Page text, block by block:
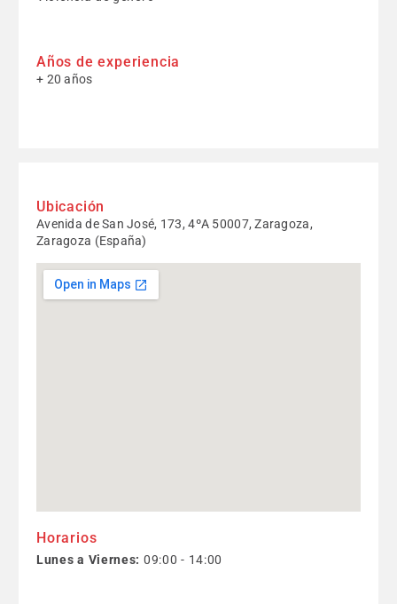
Años de experiencia
+ 20 años
Ubicación
Avenida de San José, 173, 4ºA 50007, Zaragoza,
Zaragoza (España)
Horarios
Lunes a Viernes: 09:00 - 14:00